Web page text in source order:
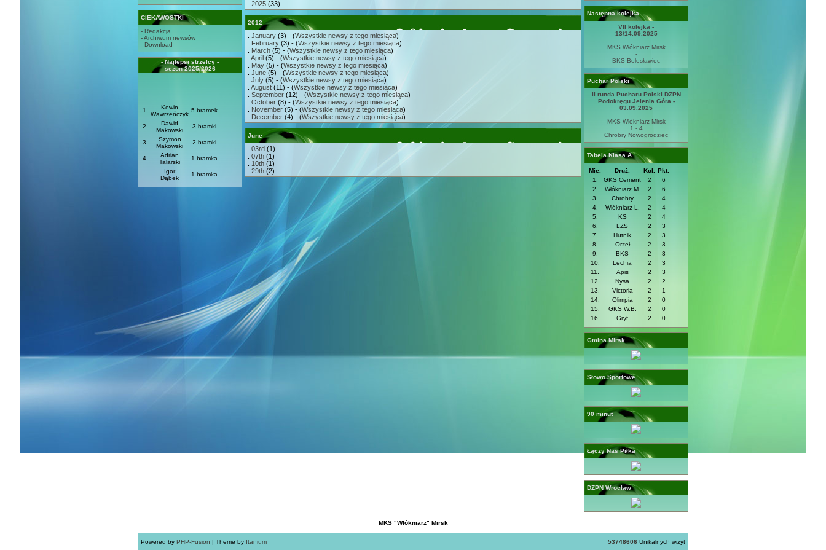
CIEKAWOSTKI
- Redakcja
- Archiwum newsów
- Download
- Najlepsi strzelcy -
sezon 2025/2026
1.
Kewin
Wawrzeńczyk
5 bramek
2.
Dawid
Makowski
3 bramki
3.
Szymon
Makowski
2 bramki
4.
Adrian
Talarski
1 bramka
-
Igor
Dąbek
1 bramka
2025 (33)
2012
January (3) - (Wszystkie newsy z tego miesiąca)
February (3) - (Wszystkie newsy z tego miesiąca)
March (5) - (Wszystkie newsy z tego miesiąca)
April (5) - (Wszystkie newsy z tego miesiąca)
May (5) - (Wszystkie newsy z tego miesiąca)
June (5) - (Wszystkie newsy z tego miesiąca)
July (5) - (Wszystkie newsy z tego miesiąca)
August (11) - (Wszystkie newsy z tego miesiąca)
September (12) - (Wszystkie newsy z tego miesiąca)
October (8) - (Wszystkie newsy z tego miesiąca)
November (5) - (Wszystkie newsy z tego miesiąca)
December (4) - (Wszystkie newsy z tego miesiąca)
June
03rd (1)
07th (1)
10th (1)
29th (2)
Następna kolejka
VII kolejka -
13/14.09.2025
MKS Włókniarz Mirsk
-
BKS Bolesławiec
Puchar Polski
II runda Pucharu Polski DZPN
Podokręgu Jelenia Góra -
03.09.2025
MKS Włókniarz Mirsk
1 - 4
Chrobry Nowogrodziec
Tabela Klasa A
Mie. Druż. Kol.
Pkt.
1.
GKS Cement 2
6
2.
Włókniarz M. 2
6
3.
Chrobry 2
4
4.
Włókniarz L. 2
4
5.
KS 2
4
6.
LZS 2
3
7.
Hutnik 2
3
8.
Orzeł 2
3
9.
BKS 2
3
10.
Lechia 2
3
11.
Apis 2
3
12.
Nysa 2
2
13.
Victoria 2
1
14.
Olimpia 2
0
15.
GKS W.B. 2
0
16.
Gryf 2 0
Gmina Mirsk
Słowo Sportowe
90 minut
Łączy Nas Piłka
DZPN Wrocław
MKS "Włókniarz" Mirsk
Powered by PHP-Fusion | Theme by Itanium 53748606 Unikalnych wizyt